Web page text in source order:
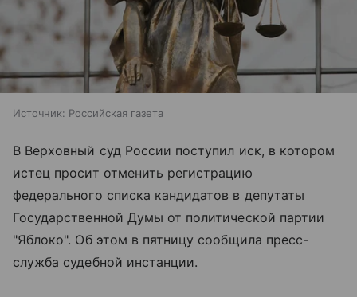
Источник: Российская газета
В Верховный суд России поступил иск, в котором
истец просит отменить регистрацию
федерального списка кандидатов в депутаты
Государственной Думы от политической партии
"Яблоко". Об этом в пятницу сообщила пресс-
служба судебной инстанции.